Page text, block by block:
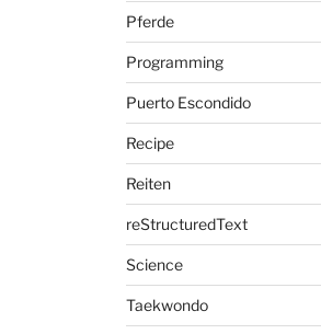
Pferde
Programming
Puerto Escondido
Recipe
Reiten
reStructuredText
Science
Taekwondo